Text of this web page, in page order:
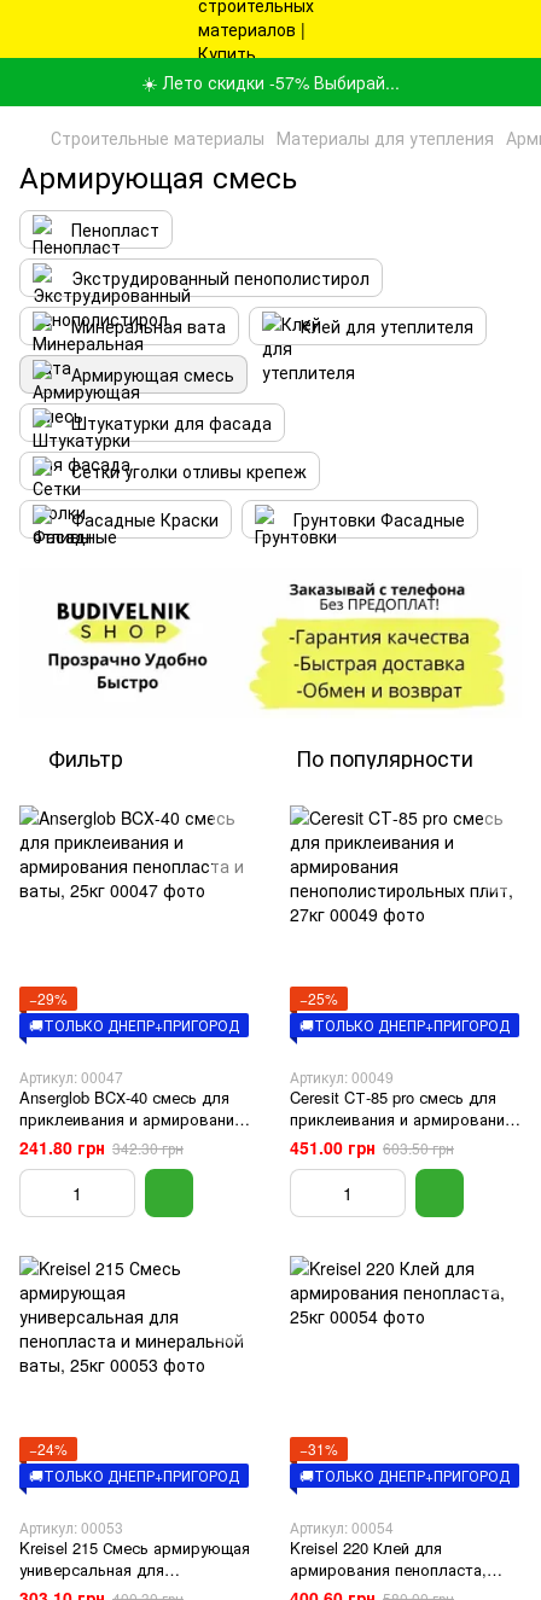
☀️ Лето скидки -57% Выбирай...
Строительные материалы Материалы для утепления
Армирующая смесь
Пенопласт
Экструдированный пенополистирол
Минеральная вата
Клей для утеплителя
Армирующая смесь
Штукатурки для фасада
Сетки уголки отливы крепеж
Фасадные Краски
Грунтовки Фасадные
Фильтр По популярности
−29%
🚚ТОЛЬКО ДНЕПР+ПРИГОРОД
Артикул: 00047
Anserglob BCХ-40 смесь для
приклеивания и армирования
пенопласта и ваты, 25кг
241.80 грн 342.30 грн
−25%
🚚ТОЛЬКО ДНЕПР+ПРИГОРОД
Артикул: 00049
Ceresit CТ-85 pro смесь для
приклеивания и армирования
пенополистирольных плит,
27кг
451.00 грн 603.50 грн
−24%
🚚ТОЛЬКО ДНЕПР+ПРИГОРОД
Артикул: 00053
Kreisel 215 Смесь армирующая
универсальная для
пенопласта и минеральной
−31%
🚚ТОЛЬКО ДНЕПР+ПРИГОРОД
Артикул: 00054
Kreisel 220 Клей для
армирования пенопласта,
25кг